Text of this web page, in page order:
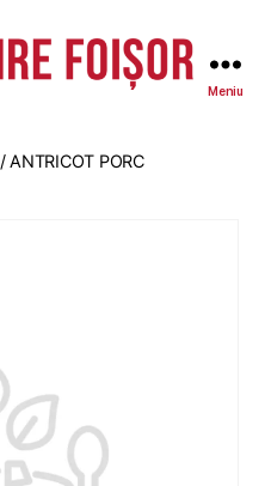
-
Meniu
/ ANTRICOT PORC